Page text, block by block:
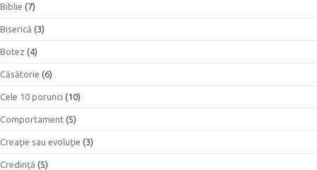
Biblie (7)
Biserică (3)
Botez (4)
Căsătorie (6)
Cele 10 porunci (10)
Comportament (5)
Creaţie sau evoluţie (3)
Credinţă (5)